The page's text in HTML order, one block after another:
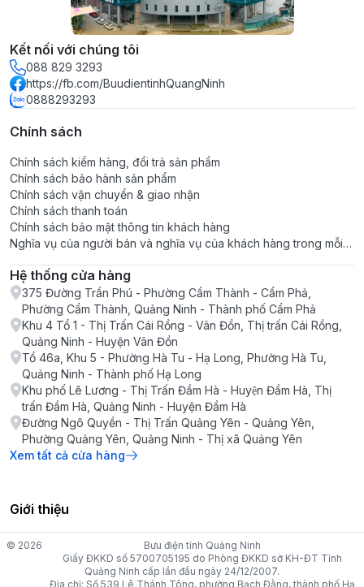
Kết nối với chúng tôi
088 829 3293
https://fb.com/BuudientinhQuangNinh
0888293293
Chính sách
Chính sách kiểm hàng, đổi trả sản phẩm
Chính sách bảo hành sản phẩm
Chính sách vận chuyển & giao nhận
Chính sách thanh toán
Chính sách bảo mật thông tin khách hàng
Nghĩa vụ của người bán và nghĩa vụ của khách hàng trong mỗi
Hệ thống cửa hàng
375 Đường Trần Phú - Phường Cẩm Thành - Cẩm Phả,
Phường Cẩm Thành, Quảng Ninh - Thành phố Cẩm Phả
Khu 4 Tổ 1 - Thị Trấn Cái Rồng - Vân Đồn, Thị trấn Cái Rồng,
Quảng Ninh - Huyện Vân Đồn
Tổ 46a, Khu 5 - Phường Hà Tu - Hạ Long, Phường Hà Tu,
Quảng Ninh - Thành phố Hạ Long
Khu phố Lê Lương - Thị Trấn Đầm Hà - Huyện Đầm Hà, Thị
trấn Đầm Hà, Quảng Ninh - Huyện Đầm Hà
Đường Ngô Quyền - Thị Trấn Quảng Yên - Quảng Yên,
Phường Quảng Yên, Quảng Ninh - Thị xã Quảng Yên
Xem tất cả cửa hàng
Giới thiệu
© 2026
Bưu điện tỉnh Quảng Ninh
Giấy ĐKKD số 5700705195 do Phòng ĐKKD sở KH-ĐT Tỉnh
Quảng Ninh cấp lần đầu ngày 24/12/2007.
Địa chỉ: Số 539 Lê Thánh Tông, phường Bạch Đằng, thành phố Hạ